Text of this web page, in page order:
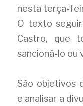
nesta terça-
O texto
Castro, que
sancioná-lo ou
São objetivos
e analisar a